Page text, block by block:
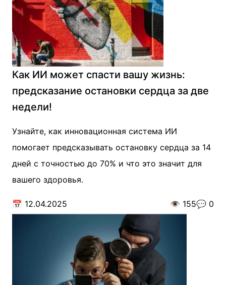
Как ИИ может спасти вашу жизнь:
предсказание остановки сердца за две
недели!
Узнайте, как инновационная система ИИ
помогает предсказывать остановку сердца за 14
дней с точностью до 70% и что это значит для
вашего здоровья.
📅 12.04.2025 👁️ 155💬 0